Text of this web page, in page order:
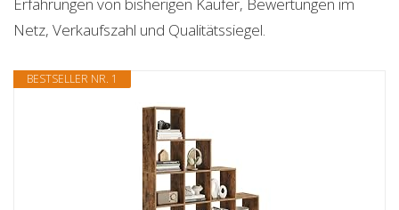
Netz, Verkaufszahl und Qualitätssiegel.
BESTSELLER NR. 1